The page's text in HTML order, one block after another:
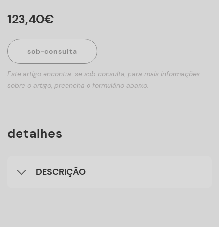
123,40€
sob-consulta
Este artigo encontra-se sob consulta, para mais informações
sobre o artigo, preencha o formulário abaixo.
detalhes
DESCRIÇÃO